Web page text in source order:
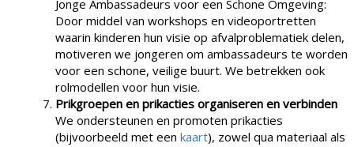
Jonge Ambassadeurs voor een Schone Omgeving:
Door middel van workshops en videoportretten
waarin kinderen hun visie op afvalproblematiek delen,
motiveren we jongeren om ambassadeurs te worden
voor een schone, veilige buurt. We betrekken ook
rolmodellen voor hun visie.
Prikgroepen en prikacties organiseren en verbinden
We ondersteunen en promoten prikacties
(bijvoorbeeld met een kaart), zowel qua materiaal als